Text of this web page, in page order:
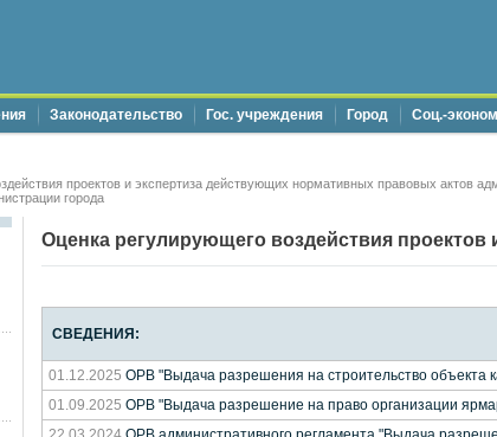
Законодательство Гос. учреждения Город Соц.-
проектов и экспертиза действующих нормативных правовых актов
города
Оценка регулирующего воздействия
СВЕДЕНИЯ:
01.12.2025 ОРВ "Выдача разрешения на строительство объекта
01.09.2025 ОРВ "Выдача разрешение на право организации